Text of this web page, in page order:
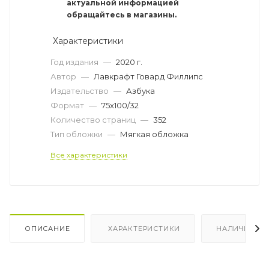
актуальной информацией
обращайтесь в магазины.
Характеристики
Год издания — 2020 г.
Автор — Лавкрафт Говард Филлипс
Издательство — Азбука
Формат — 75x100/32
Количество страниц — 352
Тип обложки — Мягкая обложка
Все характеристики
ОПИСАНИЕ ХАРАКТЕРИСТИКИ НАЛИЧИЕ